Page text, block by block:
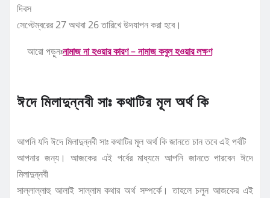
দিবস
সেপ্টেম্বরের 27 অথবা 26 তারিখে উদযাপন করা হবে।
আরো পড়ুনঃনামাজ না হওয়ার কারণ – নামাজ কবুল হওয়ার লক্ষণ
ঈদে মিলাদুন্নবী সাঃ কথাটির মূল অর্থ কি
আপনি যদি ঈদে মিলাদুন্নবী সাঃ কথাটির মূল অর্থ কি জানতে চান তবে এই পর্বটি
আপনার জন্য। আজকের এই পর্বের মাধ্যমে আপনি জানতে পারবেন ঈদে
মিলাদুন্নবী
সাল্লাল্লাহু আলাই সাল্লাম কথার অর্থ সম্পর্কে। তাহলে চলুন আজকের এই